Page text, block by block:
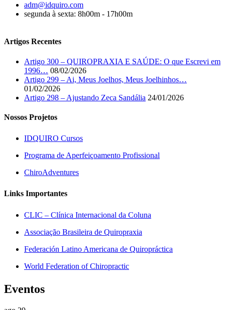
adm@idquiro.com
segunda à sexta: 8h00m - 17h00m
Artigos Recentes
Artigo 300 – QUIROPRAXIA E SAÚDE: O que Escrevi em
1996… 08/02/2026
Artigo 299 – Ai, Meus Joelhos, Meus Joelhinhos…
01/02/2026
Artigo 298 – Ajustando Zeca Sandália 24/01/2026
Nossos Projetos
IDQUIRO Cursos
Programa de Aperfeiçoamento Profissional
ChiroAdventures
Links Importantes
CLIC – Clínica Internacional da Coluna
Associação Brasileira de Quiropraxia
Federación Latino Americana de Quiropráctica
World Federation of Chiropractic
Eventos